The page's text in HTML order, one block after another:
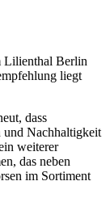
Lilienthal Berlin
liegt
dass
und Nachhaltigkeit
weiterer
das neben
im Sortiment